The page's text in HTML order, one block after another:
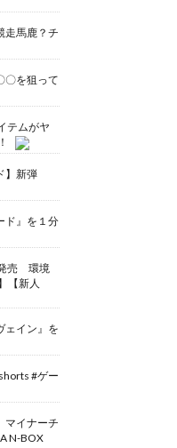
走馬鹿？チ
〇を狙って
テムがヤ
】新弾
ド』を１分
発売 環境
【新人
ェイン』を
#ゲー
マイナーチ
N-BOX